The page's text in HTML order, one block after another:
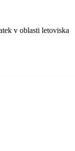
v oblasti letoviska